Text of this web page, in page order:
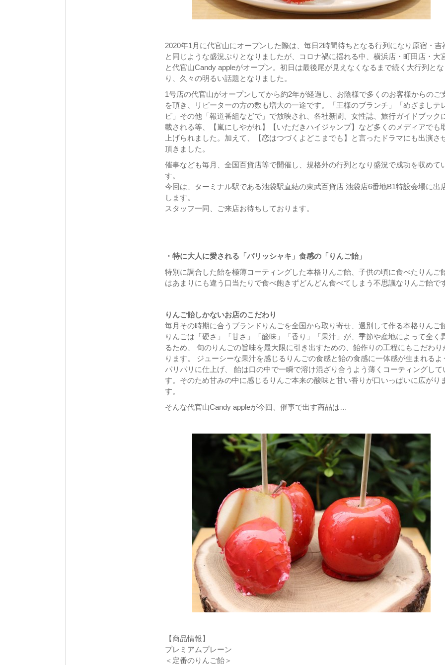
2020年1月に代官山にオープンした際は、毎日2時間待ちとなる行列になり原宿・吉
と同じような盛況ぶりとなりましたが、コロナ禍に揺れる中、横浜店・町田店・大
と代官山Candy appleがオープン。初日は最後尾が見えなくなるまで続く大行列とな
り、久々の明るい話題となりました。
1号店の代官山がオープンしてから約2年が経過し、お陰様で多くのお客様からのご
を頂き、リピーターの方の数も増大の一途です。「王様のブランチ」「めざましテ
ビ」その他「報道番組などで」で放映され、各社新聞、女性誌、旅行ガイドブック
載される等、【嵐にしやがれ】【いただきハイジャンプ】など多くのメディアでも
上げられました。加えて、【恋はつづくよどこまでも】と言ったドラマにも出演さ
頂きました。
催事なども毎月、全国百貨店等で開催し、規格外の行列となり盛況で成功を収めて
す。
今回は、ターミナル駅である池袋駅直結の東武百貨店 池袋店6番地B1特設会場に出
します。
スタッフ一同、ご来店お待ちしております。
・特に大人に愛される「パリッシャキ」食感の「りんご飴」
特別に調合した飴を極薄コーティングした本格りんご飴、子供の頃に食べたりんご
はあまりにも違う口当たりで食べ飽きずどんどん食べてしまう不思議なりんご飴で
りんご飴しかないお店のこだわり
毎⽉その時期に合うブランドりんごを全国から取り寄せ、選別して作る本格りんご
りんごは「硬さ」「⽢さ」「酸味」「⾹り」「果汁」が、季節や産地によって全く
るため、 旬のりんごの旨味を最⼤限に引き出すための、飴作りの⼯程にもこだわり
ります。 ジューシーな果汁を感じるりんごの⾷感と飴の⾷感に⼀体感が⽣まれるよ
パリパリに仕上げ、 飴は⼝の中で⼀瞬で溶け混ざり合うよう薄くコーティングして
す。そのため⽢みの中に感じるりんご本来の酸味と⽢い⾹りが⼝いっぱいに広がり
す。
そんな代官山Candy appleが今回、催事で出す商品は…
【商品情報】
プレミアムプレーン
＜定番のりんご飴＞